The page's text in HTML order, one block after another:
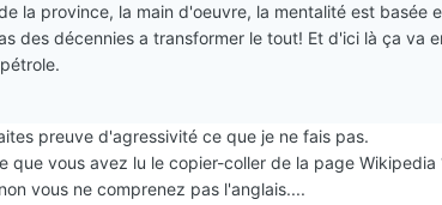
la province, la main d'oeuvre, la mentalité est basée
des décennies a transformer le tout! Et d'ici là ça va
preuve d'agressivité ce que je ne fais pas.
que vous avez lu le copier-coller de la page Wikipedia
vous ne comprenez pas l'anglais....